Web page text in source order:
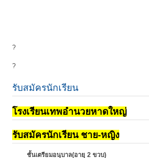
?
?
รับสมัครนักเรียน
โรงเรียนเทพอำนวยหาดใหญ่
รับสมัครนักเรียน ชาย-หญิง
ชั้นเตรียมอนุบาล(อายุ 2 ขวบ)